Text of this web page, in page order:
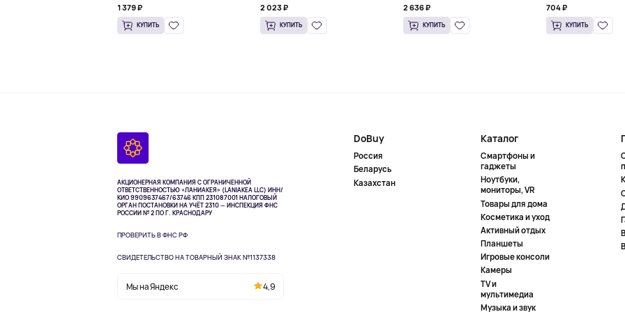
1 379 ₽
КУПИТЬ
2 023 ₽
КУПИТЬ
2 636 ₽
КУПИТЬ
704 ₽
КУПИТЬ
АКЦИОНЕРНАЯ КОМПАНИЯ С ОГРАНИЧЕННОЙ
ОТВЕТСТВЕННОСТЬЮ «ЛАНИАКЕЯ» (LANIAKEA LLC) ИНН/
КИО 9909637467/63746 КПП 231087001НАЛОГОВЫЙ
ОРГАН ПОСТАНОВКИ НА УЧЁТ 2310 — ИНСПЕКЦИЯ ФНС
РОССИИ № 2 ПО Г. КРАСНОДАРУ
ПРОВЕРИТЬ В ФНС РФ
СВИДЕТЕЛЬСТВО НА ТОВАРНЫЙ ЗНАК №1137338
Мы на Яндекс 4,9
DoBuy
Россия
Беларусь
Казахстан
Каталог
Смартфоны и
гаджеты
Ноутбуки,
мониторы, VR
Товары для дома
Косметика и уход
Активный отдых
Планшеты
Игровые консоли
Камеры
TV и
мультимедиа
Музыка и звук